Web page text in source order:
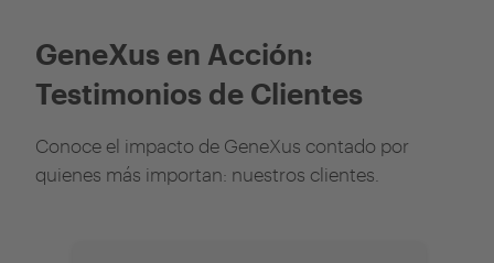
GeneXus en Acción:
Testimonios de Clientes
Conoce el impacto de GeneXus contado por
quienes más importan: nuestros clientes.